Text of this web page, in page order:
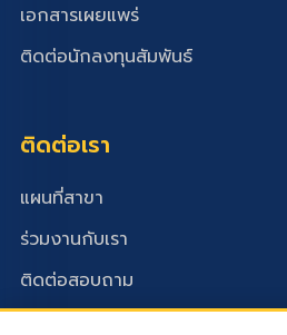
เอกสารเผยแพร่
ติดต่อนักลงทุนสัมพันธ์
ติดต่อเรา
แผนที่สาขา
ร่วมงานกับเรา
ติดต่อสอบถาม